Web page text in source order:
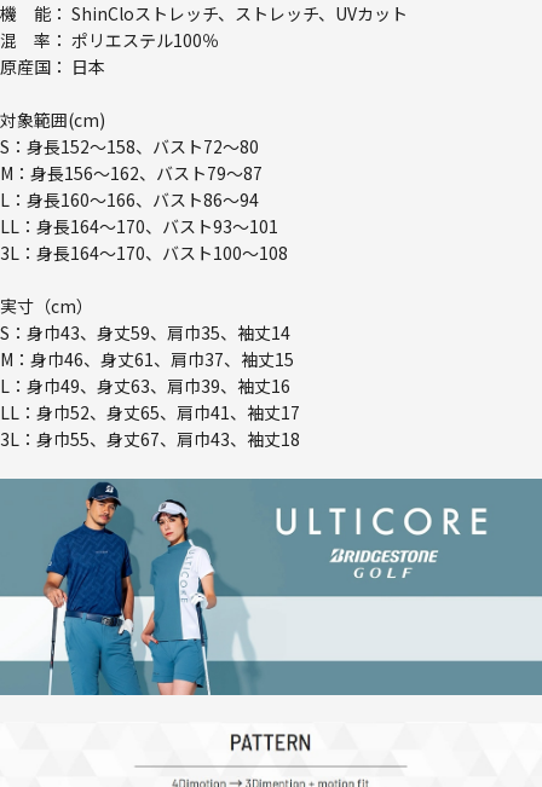
機 能： ShinCloストレッチ、ストレッチ、UVカット
混 率： ポリエステル100％
原産国： 日本
対象範囲(cm)
S：身長152～158、バスト72～80
M：身長156～162、バスト79～87
L：身長160～166、バスト86～94
LL：身長164～170、バスト93～101
3L：身長164～170、バスト100～108
実寸（cm）
S：身巾43、身丈59、肩巾35、袖丈14
M：身巾46、身丈61、肩巾37、袖丈15
L：身巾49、身丈63、肩巾39、袖丈16
LL：身巾52、身丈65、肩巾41、袖丈17
3L：身巾55、身丈67、肩巾43、袖丈18